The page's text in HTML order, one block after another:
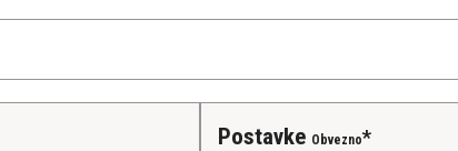
Postavke Obvezno